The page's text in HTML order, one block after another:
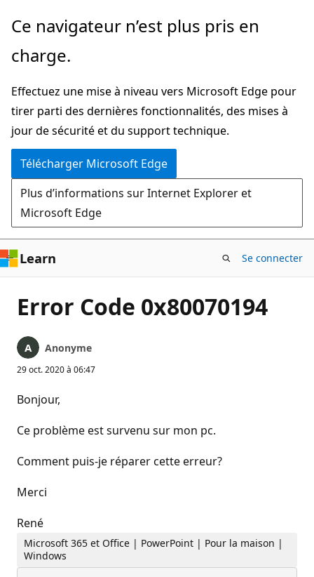
Passer
directement
au
principal
Ce navigateur n’est plus pris en
charge.
Effectuez une mise à niveau vers Microsoft Edge pour
tirer parti des dernières fonctionnalités, des mises à
jour de sécurité et du support technique.
Télécharger Microsoft Edge
Plus d’informations sur Internet Explorer et
Microsoft Edge
Learn Se connecter
Error Code 0x80070194
Anonyme
29 oct. 2020 à 06:47
Bonjour,
Ce problème est survenu sur mon pc.
Comment puis-je réparer cette erreur?
Merci
René
Microsoft 365 et Office | PowerPoint | Pour la maison |
Windows